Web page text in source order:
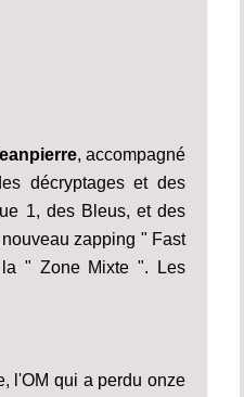
, accompagné
décryptages et des
1, des Bleus, et des
zapping " Fast
" Zone Mixte ". Les
l'OM qui a perdu onze